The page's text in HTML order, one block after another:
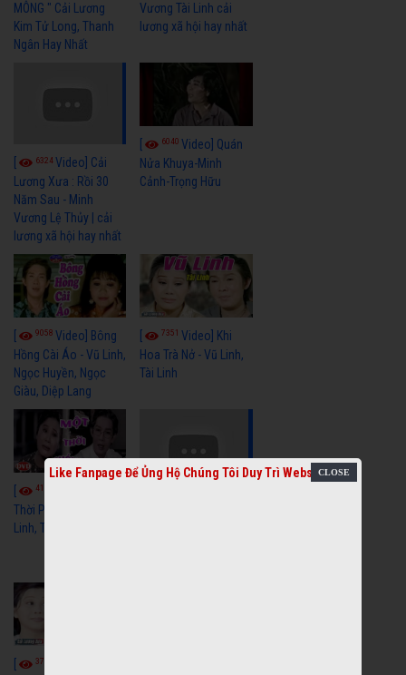
MÔNG " Cải Lương
Kim Tử Long, Thanh
Ngân Hay Nhất
Vương Tài Linh cải
lương xã hội hay nhất
6324Video] Cải
Lương Xưa : Rồi 30
Năm Sau - Minh
Vương Lệ Thủy | cải
lương xã hội hay nhất
6040Video] Quán
Nửa Khuya-Minh
Cảnh-Trọng Hữu
9058 Video] Bông
Hồng Cài Áo - Vũ Linh,
Ngọc Huyền, Ngọc
Giàu, Diệp Lang
7351Video] Khi
Hoa Trà Nở - Vũ Linh,
Tài Linh
4110
Thời Phóng Đãng - Vũ
Linh, Tài Linh, Chí Linh
3768
Like Fanpage Để Ủng Hộ Chúng Tôi Duy Trì Website